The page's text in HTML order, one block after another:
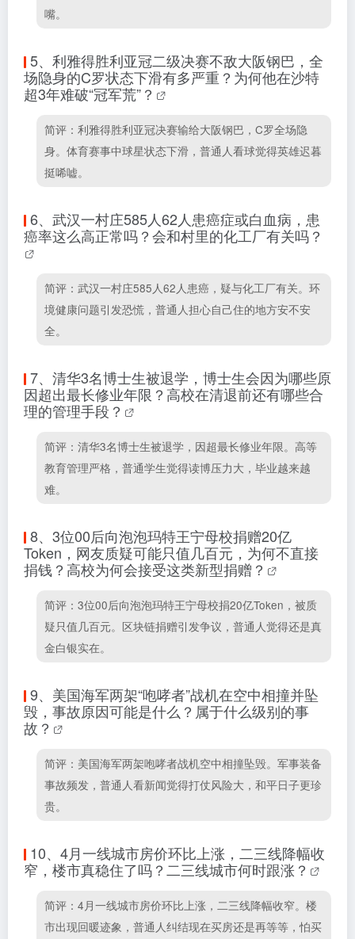
嘴。
5、 利雅得胜利亚冠二级决赛不敌大阪钢巴，全
场隐身的C罗状态下滑有多严重？为何他在沙特
超3年难破“冠军荒”？
简评：利雅得胜利亚冠决赛输给大阪钢巴，C罗全场隐
身。体育赛事中球星状态下滑，普通人看球觉得英雄迟暮
挺唏嘘。
6、 武汉一村庄585人62人患癌症或白血病，患
癌率这么高正常吗？会和村里的化工厂有关吗？
简评：武汉一村庄585人62人患癌，疑与化工厂有关。环
境健康问题引发恐慌，普通人担心自己住的地方安不安
全。
7、 清华3名博士生被退学，博士生会因为哪些原
因超出最长修业年限？高校在清退前还有哪些合
理的管理手段？
简评：清华3名博士生被退学，因超最长修业年限。高等
教育管理严格，普通学生觉得读博压力大，毕业越来越
难。
8、 3位00后向泡泡玛特王宁母校捐赠20亿
Token，网友质疑可能只值几百元，为何不直接
捐钱？高校为何会接受这类新型捐赠？
简评：3位00后向泡泡玛特王宁母校捐20亿Token，被质
疑只值几百元。区块链捐赠引发争议，普通人觉得还是真
金白银实在。
9、 美国海军两架“咆哮者”战机在空中相撞并坠
毁，事故原因可能是什么？属于什么级别的事
故？
简评：美国海军两架咆哮者战机空中相撞坠毁。军事装备
事故频发，普通人看新闻觉得打仗风险大，和平日子更珍
贵。
10、 4月一线城市房价环比上涨，二三线降幅收
窄，楼市真稳住了吗？二三线城市何时跟涨？
简评：4月一线城市房价环比上涨，二三线降幅收窄。楼
市出现回暖迹象，普通人纠结现在买房还是再等等，怕买